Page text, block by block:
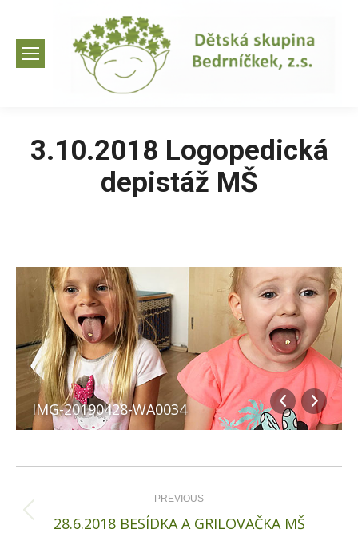
3.10.2018 Logopedická
depistáž MŠ
IMG-20190428-WA0034
navigation PREVIOUS
Previous
28.6.2018 BESÍDKA A GRILOVAČKA MŠ